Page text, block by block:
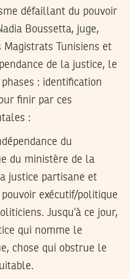
défaillant du pouvoir
Boussetta, juge,
Magistrats Tunisiens et
de la justice, le
: identification
finir par ces
:
du
du ministère de la
justice partisane et
exécutif/politique
Jusqu’à ce jour,
qui nomme le
chose qui obstrue le